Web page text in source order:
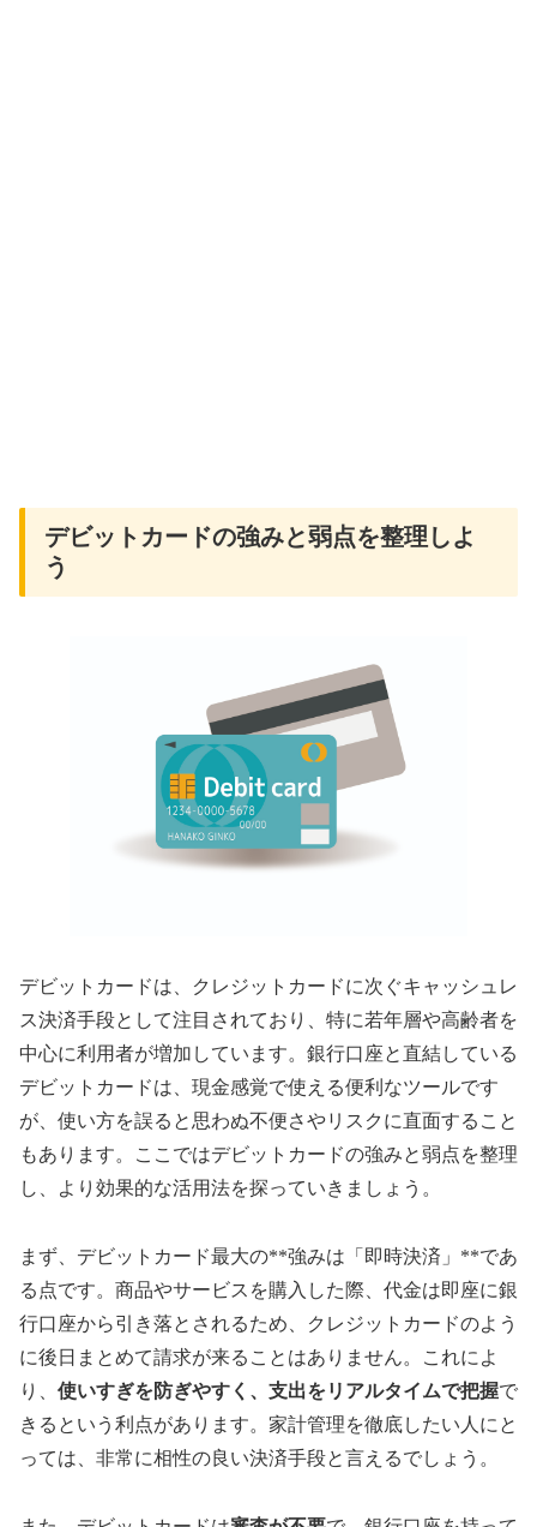
デビットカードの強みと弱点を整理しよ
う
デビットカードは、クレジットカードに次ぐキャッシュレ
ス決済手段として注目されており、特に若年層や高齢者を
中心に利用者が増加しています。銀行口座と直結している
デビットカードは、現金感覚で使える便利なツールです
が、使い方を誤ると思わぬ不便さやリスクに直面すること
もあります。ここではデビットカードの強みと弱点を整理
し、より効果的な活用法を探っていきましょう。
まず、デビットカード最大の**強みは「即時決済」**であ
る点です。商品やサービスを購入した際、代金は即座に銀
行口座から引き落とされるため、クレジットカードのよう
に後日まとめて請求が来ることはありません。これによ
り、 使いすぎを防ぎやすく、支出をリアルタイムで把握で
きるという利点があります。家計管理を徹底したい人にと
っては、非常に相性の良い決済手段と言えるでしょう。